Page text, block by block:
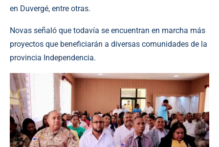
en Duvergé, entre otras.
Novas señaló que todavía se encuentran en marcha más
proyectos que beneficiarán a diversas comunidades de la
provincia Independencia.